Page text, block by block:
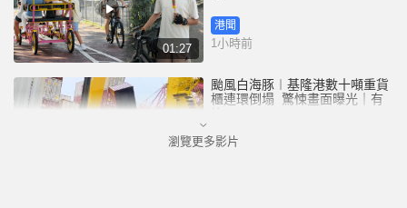
01:27
港聞
1小時前
颱風白海豚︱基隆港數十噸重貨
櫃連環倒塌 驚悚畫面曝光｜有
中國
瀏覽更多影片